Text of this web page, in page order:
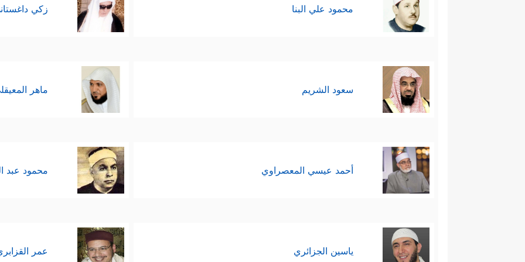
محمود علي البنا زكي
سعود الشريم ماهر
أحمد عيسي المعصراوي محمود عبد
ياسين الجزائري عمر